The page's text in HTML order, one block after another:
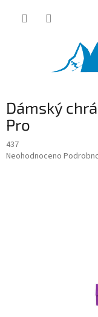
Dámský
Pro
437
Průměrné
Neohodnoceno